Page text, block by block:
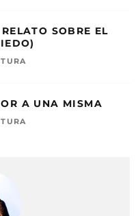
SOBRE EL
A UNA MISMA